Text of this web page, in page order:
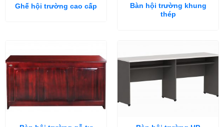
Ghế hội trường cao cấp
Bàn hội trường khung
thép